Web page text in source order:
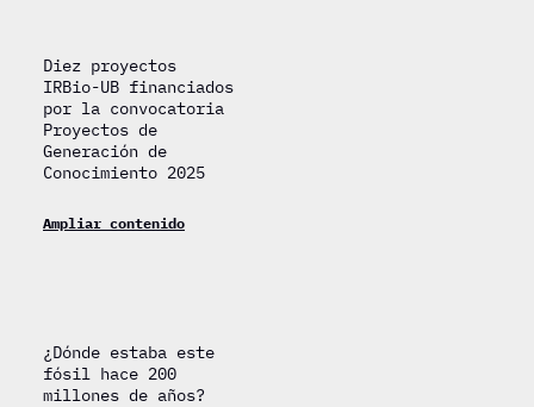
Diez proyectos
IRBio-UB financiados
por la convocatoria
Proyectos de
Generación de
Conocimiento 2025
Ampliar contenido
¿Dónde estaba este
fósil hace 200
millones de años?